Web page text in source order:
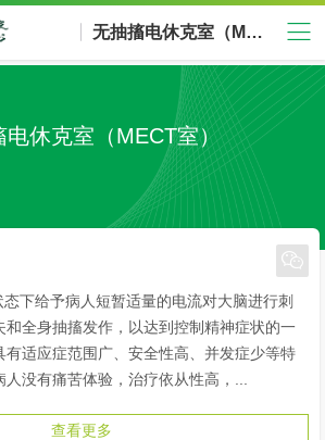
无抽搐电休克室（MECT室）
电休克室（MECT室）

下给予病人短暂适量的电流对大脑进行刺
和全身抽搐发作，以达到控制精神症状的一
有适应症范围广、安全性高、并发症少等特
没有痛苦体验，治疗依从性高，...
查看更多